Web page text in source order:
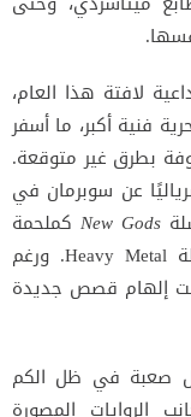
لافتة هذا العام،
فنية أكبر، ما أسفر
بطرق غير متوقعة.
عن سوبرمان في
New Godsكملحمة
كونية تمزج بين أسلوب المانغا وروح مجلة Heavy Metal. ورغم
إلهام قصص جديدة
صعبة في ظل الكم
الروايات المصورة